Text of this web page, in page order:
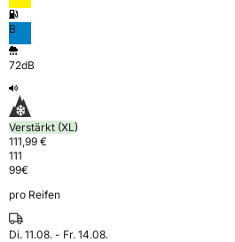
B
72dB
Verstärkt (XL)
111,99 €
111
99€
pro Reifen
Di. 11.08. - Fr. 14.08.